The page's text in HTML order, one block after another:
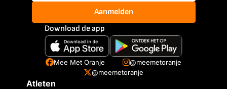
Aanmelden
Download de app
Mee Met Oranje
@meemetoranje
@meemetoranje
Atleten